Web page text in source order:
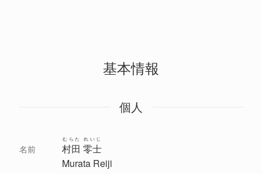
基本情報
個人
名前 村田 零士
むらた れいじ
Murata Reiji